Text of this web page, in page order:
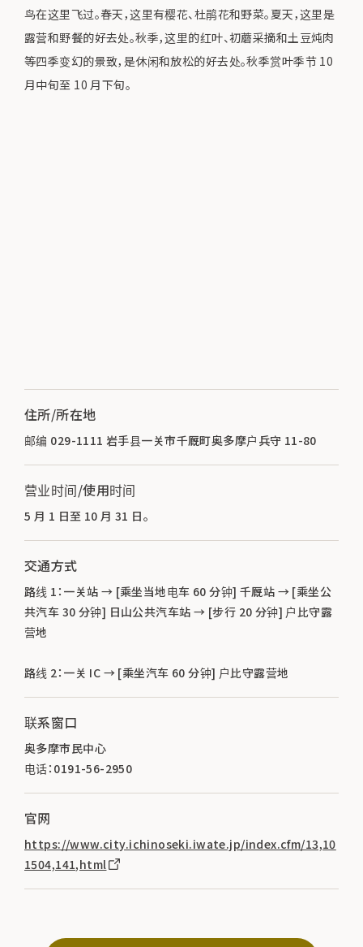
鸟在这里飞过。春天，这里有樱花、杜鹃花和野菜。夏天，这里是
露营和野餐的好去处。秋季，这里的红叶、初蘑采摘和土豆炖肉
等四季变幻的景致，是休闲和放松的好去处。秋季赏叶季节 10
月中旬至 10 月下旬。
住所/所在地
邮编 029-1111 岩手县一关市千厩町奥多摩户兵守 11-80
营业时间/使用时间
5 月 1 日至 10 月 31 日。
交通方式
路线 1：一关站 → [乘坐当地电车 60 分钟] 千厩站 → [乘坐公
共汽车 30 分钟] 日山公共汽车站 → [步行 20 分钟] 户比守露
营地
路线 2：一关 IC → [乘坐汽车 60 分钟] 户比守露营地
联系窗口
奥多摩市民中心
电话：0191-56-2950
官网
https://www.city.ichinoseki.iwate.jp/index.cfm/13,10
1504,141,html